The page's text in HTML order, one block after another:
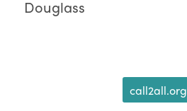
Douglass
call2all.org